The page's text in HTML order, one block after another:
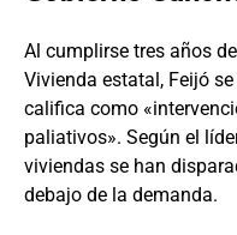
Al cumplirse tres años
Vivienda estatal, Feijó
califica como
paliativos». Según el
viviendas se han
debajo de la demanda.